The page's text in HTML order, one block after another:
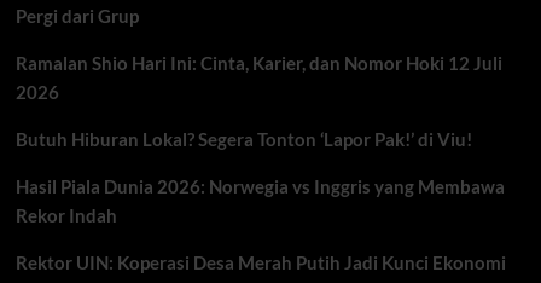
Pergi dari Grup
Ramalan Shio Hari Ini: Cinta, Karier, dan Nomor Hoki 12 Juli
2026
Butuh Hiburan Lokal? Segera Tonton ‘Lapor Pak!’ di Viu!
Hasil Piala Dunia 2026: Norwegia vs Inggris yang Membawa
Rekor Indah
Rektor UIN: Koperasi Desa Merah Putih Jadi Kunci Ekonomi